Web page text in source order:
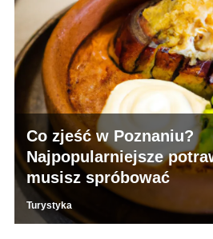
Co zjeść w Poznaniu?
Najpopularniejsze
musisz spróbować
Turystyka